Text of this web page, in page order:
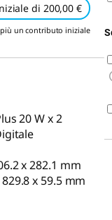
di 200,00 €
un contributo iniziale
20 W x 2
x 282.1 mm
x 59.5 mm